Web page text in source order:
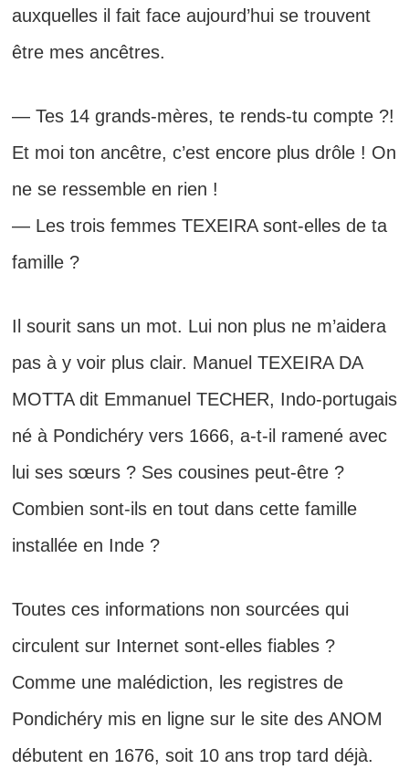
auxquelles il fait face aujourd’hui se trouvent
être mes ancêtres.
— Tes 14 grands-mères, te rends-tu compte ?!
Et moi ton ancêtre, c’est encore plus drôle ! On
ne se ressemble en rien !
— Les trois femmes TEXEIRA sont-elles de ta
famille ?
Il sourit sans un mot. Lui non plus ne m’aidera
pas à y voir plus clair. Manuel TEXEIRA DA
MOTTA dit Emmanuel TECHER, Indo-portugais
né à Pondichéry vers 1666, a-t-il ramené avec
lui ses sœurs ? Ses cousines peut-être ?
Combien sont-ils en tout dans cette famille
installée en Inde ?
Toutes ces informations non sourcées qui
circulent sur Internet sont-elles fiables ?
Comme une malédiction, les registres de
Pondichéry mis en ligne sur le site des ANOM
débutent en 1676, soit 10 ans trop tard déjà.